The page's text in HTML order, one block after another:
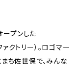
プンした
クトリー）。ロゴマー
まち佐世保で、みんな